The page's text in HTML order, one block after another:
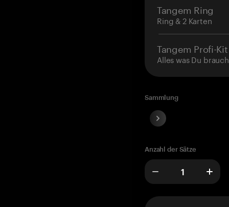
Tangem Ring
Ring & 2 Karten
Tangem Profi-Kit
Alles was Du
Sammlung
Anzahl der Sätze